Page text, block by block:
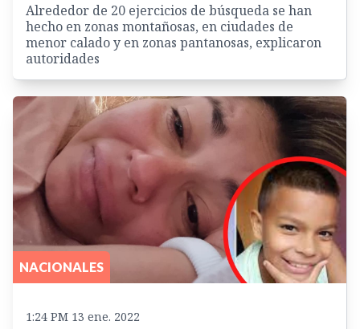
Alrededor de 20 ejercicios de búsqueda se han
hecho en zonas montañosas, en ciudades de
menor calado y en zonas pantanosas, explicaron
autoridades
NACIONALES
1:24 PM 13 ene. 2022